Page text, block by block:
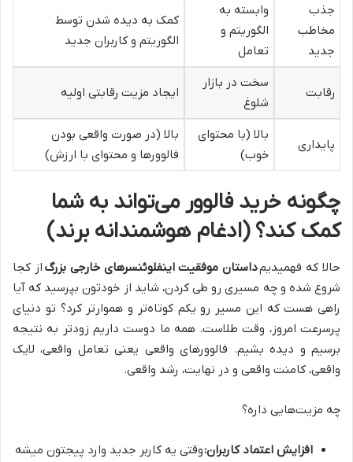
جذب
مخاطب
جدید
وابسته به
الگوریتم و
تعامل
کمک به دیده شدن توسط
الگوریتم و کاربران جدید
رقابت
سخت در بازار
شلوغ
ایجاد مزیت رقابتی اولیه
پایداری
بالا (با محتوای
خوب)
بالا (در صورت واقعی بودن
فالوورها و محتوای با ارزش)
چگونه خرید فالوور می‌تواند به شما
کمک کند؟ (ادغام هوشمندانه برند)
حالا که فهمیدیمداستان موفقیت اینفلوئنسرهای خارجی بزرگ از کجا
شروع شده و چه مسیری رو طی کردن، شاید از خودتون بپرسید که آیا
راهی هست که این مسیر رو یکم کوتاه‌تر و هموارتر کرد؟ تو دنیای
پرسرعت امروز، وقت طلاست. همه ما دوست داریم زودتر به نتیجه
برسیم و دیده بشیم. فالوورهای واقعی یعنی تعامل واقعی، لایک
واقعی، کامنت واقعی و در نهایت، رشد واقعی.
چه مزیت‌هایی داره؟
افزایش اعتماد کاربران:وقتی یه کاربر جدید وارد پیجتون میشه